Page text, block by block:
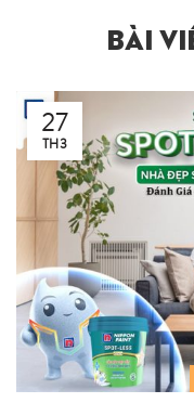
BÀI
27
TH3